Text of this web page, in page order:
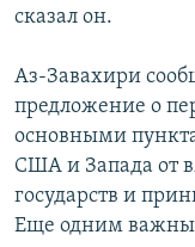
сказал он.
Аз-Завахири
предложение о
основными
США и Запада от
государств и
Еще одним